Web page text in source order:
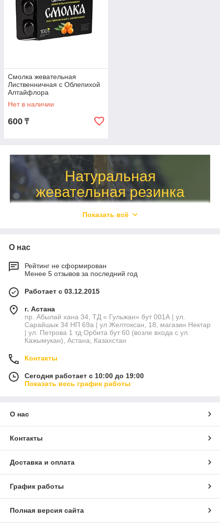
Смолка жевательная
Лиственничная с Облепихой
Алтайфлора
Нет в наличии
600 ₸
Натуральная
жевательная резинка
Предлагаем вашему вниманию
Посмотреть каталог
ЖИВИЦА АЛТАЙСКАЯ В АСТАНЕ
Живица Алтайская является натуральной жевательной
резинок, изготовленная из натуральных ингредиентов без
Живица обладает клеящими и бактерицидными свойствами,
продезинфицирует ротовую полость, а также поможет при
укачивании.
1.
2.
3. Живица кедровая 30%
4. Живица кедровая с жиром барсука
5.
Показать всё
О нас
Рейтинг не сформирован
Менее 5 отзывов за последний год
Работает с 03.12.2015
г. Астана
пр. Абылай хана 34, ТД « Гульжан» бут 001А | ул.
Сарайшык 34 НП 69а | ул Желтоксан, 18, магазин Нектар
| ул. Петрова 1 тд Орбита бут 60 (возле входа с ул.
Кажымукан), Астана, Казахстан
Контакты
Сегодня работает с 10:00 до 19:00
Показать весь график работы
О нас
Контакты
Доставка и оплата
График работы
Полная версия сайта